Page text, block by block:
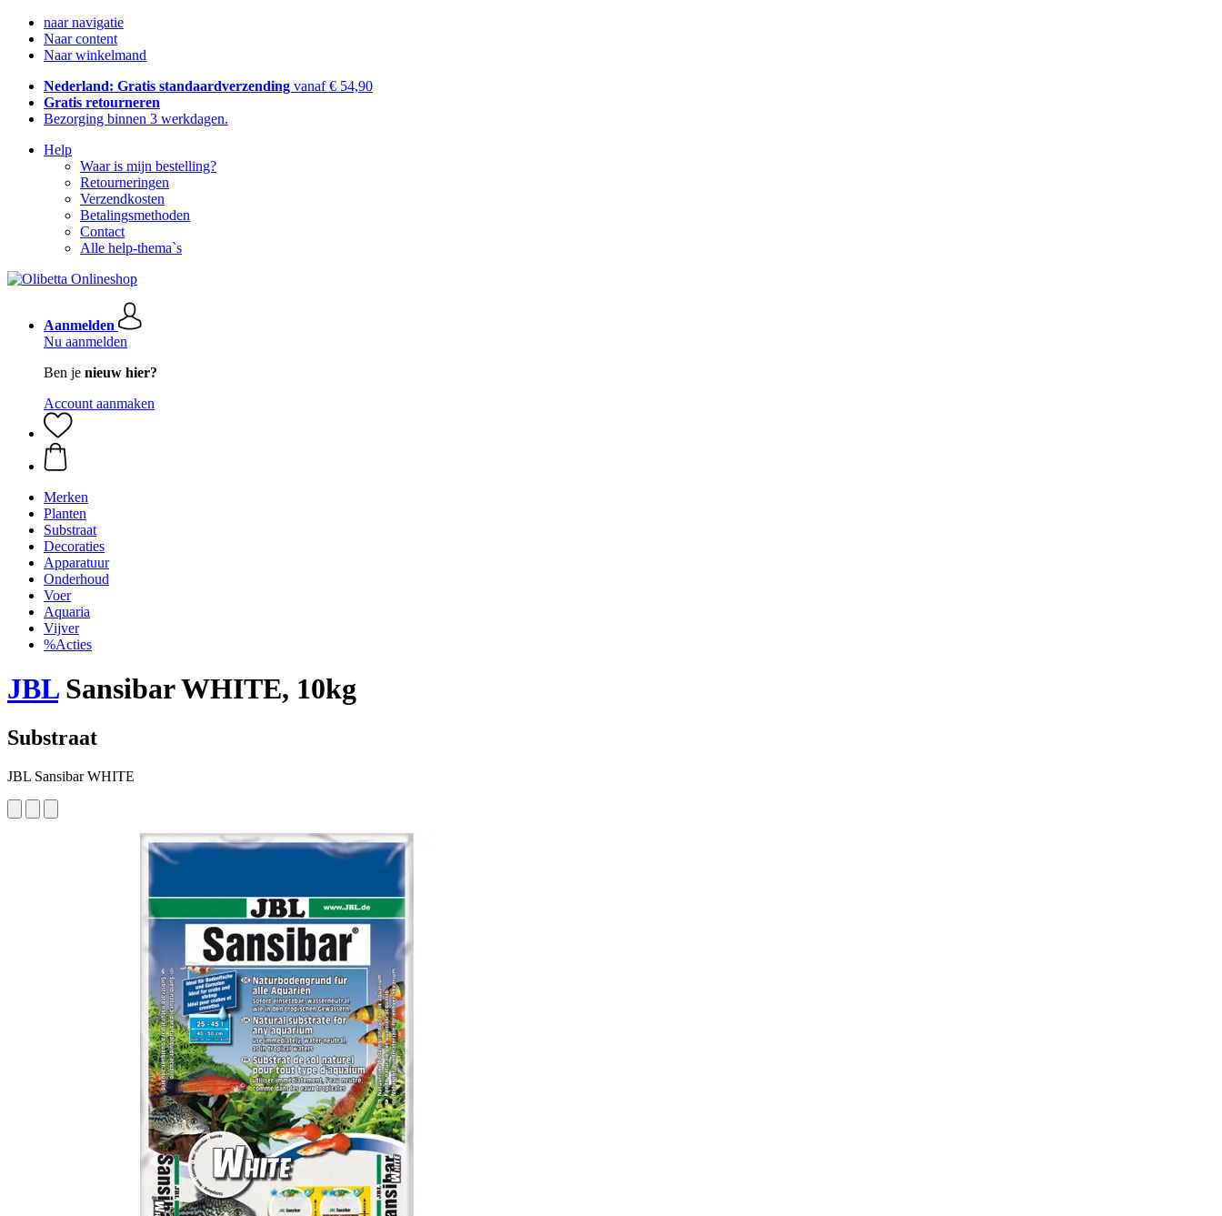
naar navigatie
Naar content
Naar winkelmand
Nederland: Gratis standaardverzending vanaf € 54,90
Gratis retourneren
Bezorging binnen 3 werkdagen.
Help
Waar is mijn bestelling?
Retourneringen
Verzendkosten
Betalingsmethoden
Contact
Alle help-thema`s
Aanmelden
Nu aanmelden
Ben je nieuw hier?
Account aanmaken
Merken
Planten
Substraat
Decoraties
Apparatuur
Onderhoud
Voer
Aquaria
Vijver
%Acties
JBLSansibar WHITE, 10kg
Substraat
JBL Sansibar WHITE